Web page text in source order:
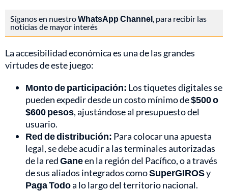
Síganos en nuestroWhatsApp Channel, para recibir las
noticias de mayor interés
La accesibilidad económica es una de las grandes
virtudes de este juego:
Monto de participación: Los tiquetes digitales se
pueden expedir desde un costo mínimo de$500 o
$600 pesos, ajustándose al presupuesto del
usuario.
Red de distribución: Para colocar una apuesta
legal, se debe acudir a las terminales autorizadas
de la redGaneen la región del Pacífico, o a través
de sus aliados integrados comoSuperGIROSy
Paga Todoa lo largo del territorio nacional.